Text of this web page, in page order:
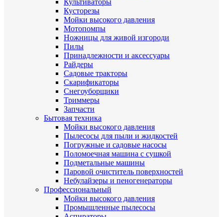
Кусторезы
Мойки высокого давления
Мотопомпы
Ножницы для живой изгороди
Пилы
Принадлежности и аксессуары
Райдеры
Садовые тракторы
Скарификаторы
Снегоуборщики
Триммеры
Запчасти
Бытовая техника
Мойки высокого давления
Пылесосы для пыли и жидкостей
Погружные и садовые насосы
Поломоечная машина с сушкой
Подметальные машины
Паровой очиститель поверхностей
Небулайзеры и пеногенераторы
Профессиональный
Мойки высокого давления
Промышленные пылесосы